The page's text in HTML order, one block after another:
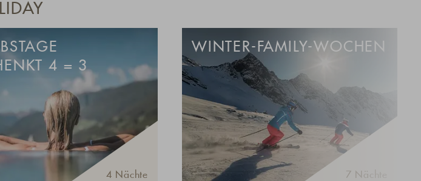
4 = 3
4 Nächte
WINTER-FAMILY-WOCHEN
7 Nächte